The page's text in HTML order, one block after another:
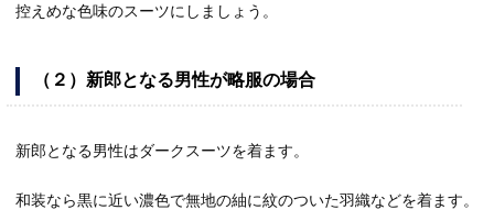
控えめな色味のスーツにしましょう。
（２）新郎となる男性が略服の場合
新郎となる男性はダークスーツを着ます。
和装なら黒に近い濃色で無地の紬に紋のついた羽織などを着ます。